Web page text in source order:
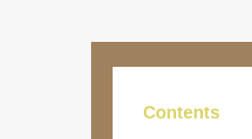
Contents